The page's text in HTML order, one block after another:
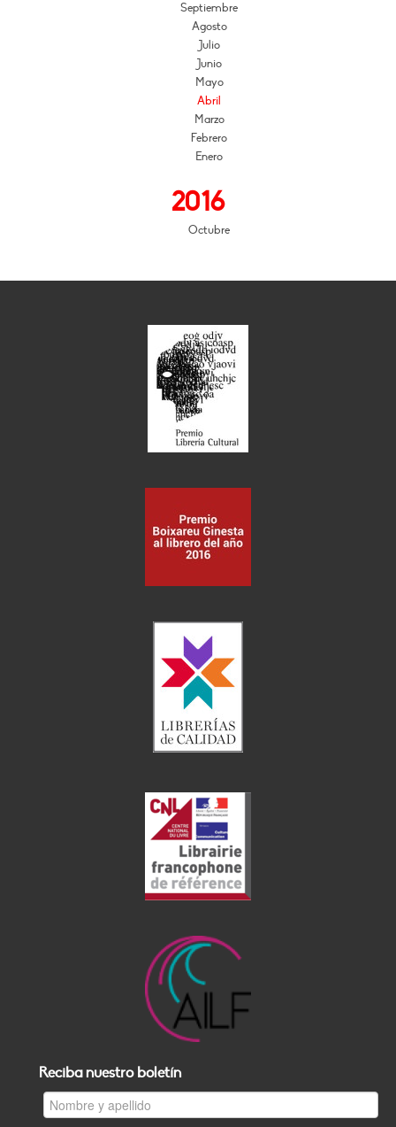
Septiembre
Agosto
Julio
Junio
Mayo
Abril
Marzo
Febrero
Enero
2016
Octubre
Reciba nuestro boletín